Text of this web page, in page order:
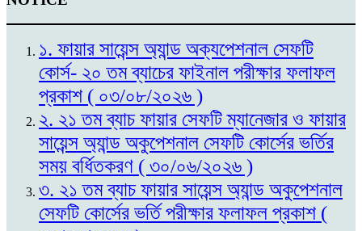
১. ফায়ার সায়েন্স অ্যান্ড অক্যপেশনাল সেফটি
কোর্স- ২০ তম ব্যাচের ফাইনাল পরীক্ষার ফলাফল
প্রকাশ ( ০৩/০৮/২০২৬ )
২. ২১ তম ব্যাচ ফায়ার সেফটি ম্যানেজার ও ফায়ার
সায়েন্স অ্যান্ড অকুপেশনাল সেফটি কোর্সের ভর্তির
সময় বর্ধিতকরণ ( ৩০/০৬/২০২৬ )
৩. ২১ তম ব্যাচ ফায়ার সায়েন্স অ্যান্ড অকুপেশনাল
সেফটি কোর্সের ভর্তি পরীক্ষার ফলাফল প্রকাশ (